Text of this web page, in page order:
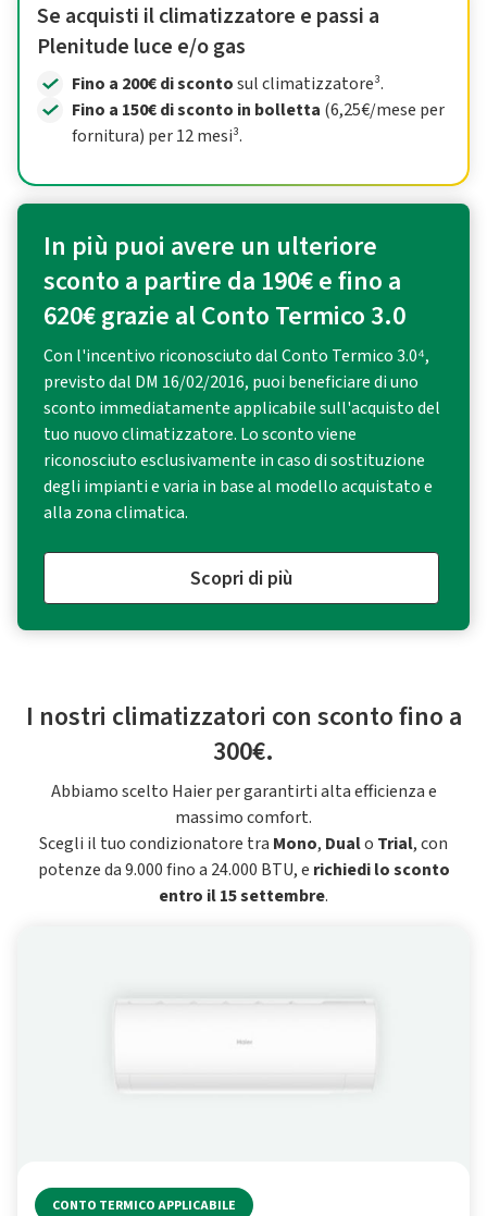
Se acquisti il climatizzatore e passi a
Plenitude luce e/o gas
Fino a 200€ di scontosul climatizzatore³.
Fino a 150€ di sconto in bolletta (6,25€/mese per
fornitura) per 12 mesi³.
In più puoi avere un ulteriore
sconto a partire da 190€ e fino a
620€ grazie al Conto Termico 3.0
Con l'incentivo riconosciuto dal Conto Termico 3.0⁴,
previsto dal DM 16/02/2016, puoi beneficiare di uno
sconto immediatamente applicabile sull'acquisto del
tuo nuovo climatizzatore. Lo sconto viene
riconosciuto esclusivamente in caso di sostituzione
degli impianti e varia in base al modello acquistato e
alla zona climatica.
Scopri di più
I nostri climatizzatori con sconto fino a
300€.
Abbiamo scelto Haier per garantirti alta efficienza e
massimo comfort.
Scegli il tuo condizionatore tra Mono, Dualo Trial, con
potenze da 9.000 fino a 24.000 BTU, e richiedi lo sconto
entro il 15 settembre.
CONTO TERMICO APPLICABILE